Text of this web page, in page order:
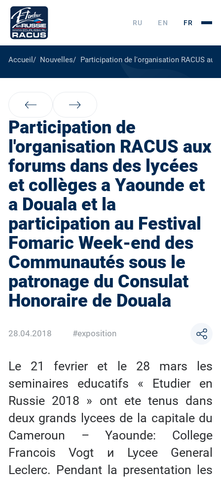
RU EN FR
Accueil Nouvelles Participation de l'organisation RACUS
Participation de
l'organisation RACUS aux
forums dans des lycées
et collèges a Yaounde et
a Douala et la
participation au Festival
Fomaric Week-end des
Communautés sous le
patronage du Consulat
Honoraire de Douala
28.04.2018 #exposition
Le 21 fevrier et le 28 mars les
seminaires educatifs « Etudier en
Russie 2018 » ont ete tenus dans
deux grands lycees de la capitale du
Cameroun – Yaounde: College
Francois Vogt и Lycee General
Leclerc. Pendant la presentation les